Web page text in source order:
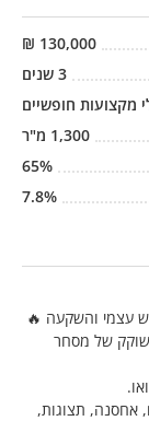
130,000
₪
3 שנים
מקצועות חופשיים
1,300 מ"ר
65%
7.8%
עצמי והשקעה 🔥
מבוקש ושוקק של מסחר
אחסנה, תצוגות,